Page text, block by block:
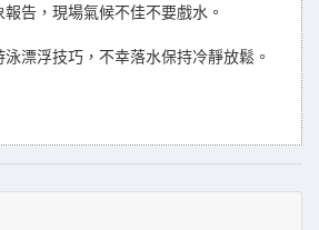
告，現場氣候不佳不要戲水。
漂浮技巧，不幸落水保持冷靜放鬆。